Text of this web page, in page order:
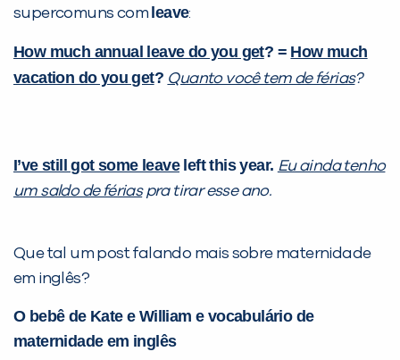
supercomuns com leave:
How much annual leave do you get? = How much
vacation do you get? Quanto você tem de férias?
I’ve still got some leaveleft this year. Eu ainda tenho
um saldo de fériaspra tirar esse ano.
Que tal um post falando mais sobre maternidade
em inglês?
O bebê de Kate e William e vocabulário de
maternidade em inglês